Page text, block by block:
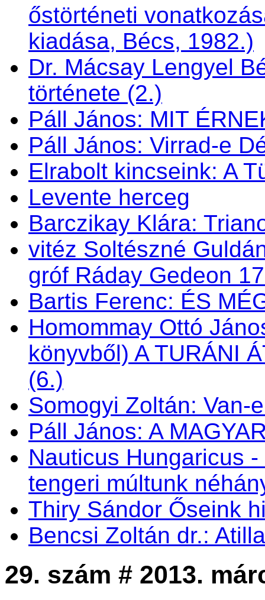
őstörténeti
kiadása, Bécs, 1982.)
Dr. Mácsay Lengyel
története (2.)
Páll János: MIT
Páll János: Virrad-e
Elrabolt kincseink: A
Levente herceg
Barczikay Klára:
vitéz Soltészné
gróf Ráday Gedeon
Bartis Ferenc: ÉS
Homommay Ottó
könyvből) A TURÁNI
(6.)
Somogyi Zoltán: Van-
Páll János: A
Nauticus Hungaricus
tengeri múltunk
Thiry Sándor Őseink
Bencsi Zoltán dr.:
29. szám # 2013.